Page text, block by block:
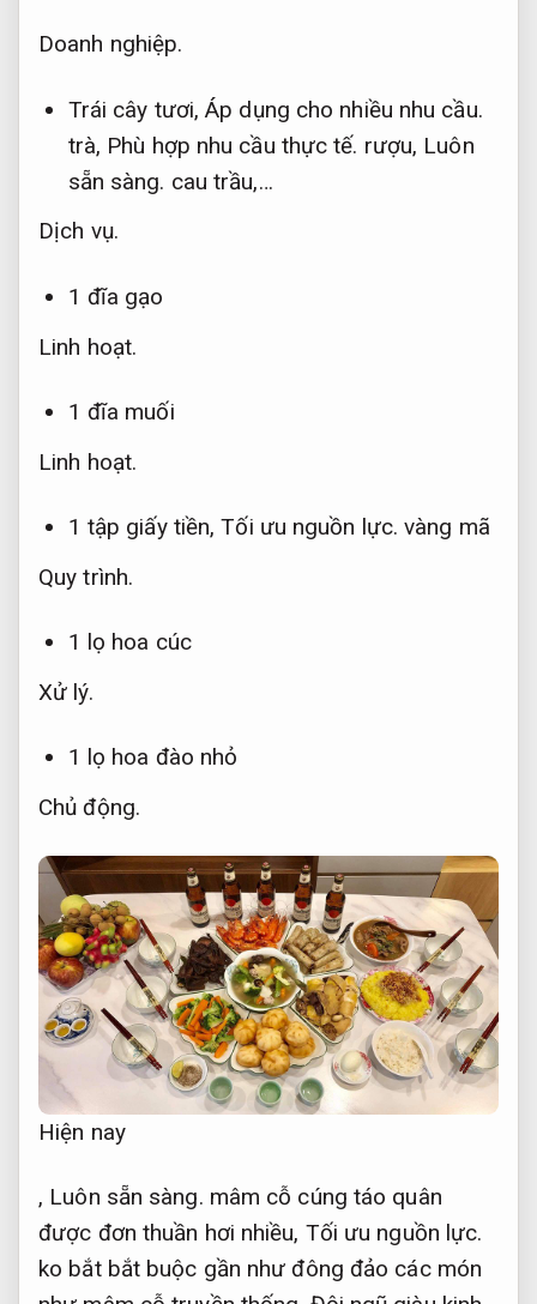
Doanh nghiệp.
Trái cây tươi,Áp dụng cho nhiều nhu cầu.
trà, Phù hợp nhu cầu thực tế. rượu, Luôn
sẵn sàng. cau trầu,…
Dịch vụ.
1 đĩa gạo
Linh hoạt.
1 đĩa muối
Linh hoạt.
1 tập giấy tiền,Tối ưu nguồn lực. vàng mã
Quy trình.
1 lọ hoa cúc
Xử lý.
1 lọ hoa đào nhỏ
Chủ động.
Hiện nay
, Luôn sẵn sàng. mâm cỗ cúng táo quân
được đơn thuần hơi nhiều, Tối ưu nguồn lực.
ko bắt bắt buộc gần như đông đảo cácmón